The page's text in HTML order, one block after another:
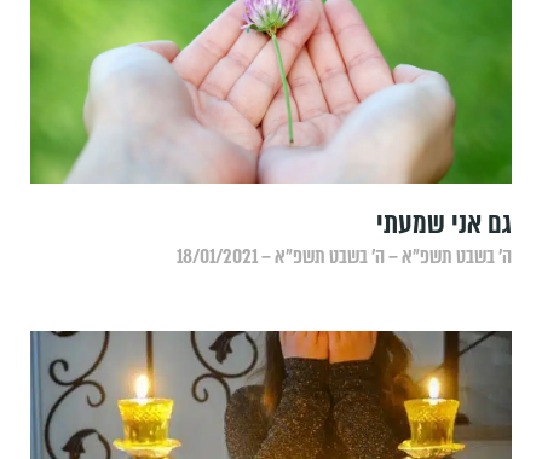
גם אני שמעתי
ה׳ בשבט תשפ״א – ה׳ בשבט תשפ״א – 18/01/2021